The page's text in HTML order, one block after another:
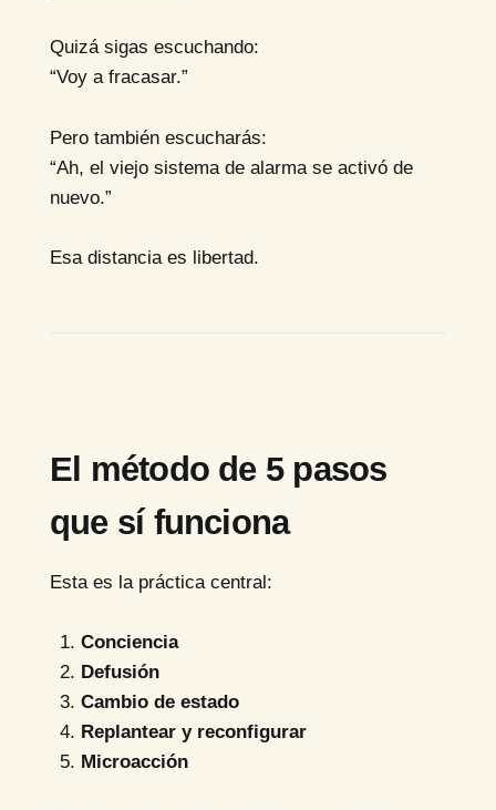
Quizá sigas escuchando:
“Voy a fracasar.”
Pero también escucharás:
“Ah, el viejo sistema de alarma se activó de
nuevo.”
Esa distancia es libertad.
El método de 5 pasos
que sí funciona
Esta es la práctica central:
Conciencia
Defusión
Cambio de estado
Replantear y reconfigurar
Microacción